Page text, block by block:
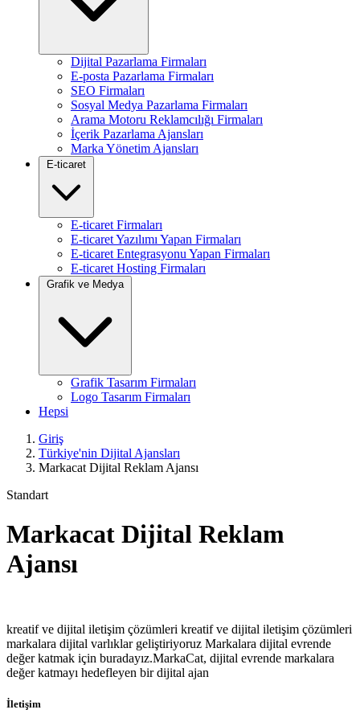
Dijital Pazarlama Firmaları
E-posta Pazarlama Firmaları
SEO Firmaları
Sosyal Medya Pazarlama Firmaları
Arama Motoru Reklamcılığı Firmaları
İçerik Pazarlama Ajansları
Marka Yönetim Ajansları
E-ticaret
E-ticaret Firmaları
E-ticaret Yazılımı Yapan Firmaları
E-ticaret Entegrasyonu Yapan Firmaları
E-ticaret Hosting Firmaları
Grafik ve Medya
Grafik Tasarım Firmaları
Logo Tasarım Firmaları
Hepsi
Giriş
Türkiye'nin Dijital Ajansları
Markacat Dijital Reklam Ajansı
Standart
Markacat Dijital Reklam
Ajansı
kreatif ve dijital iletişim çözümleri kreatif ve dijital iletişim çözümleri
markalara dijital varlıklar geliştiriyoruz Markalara dijital evrende
değer katmak için buradayız.MarkaCat, dijital evrende markalara
değer katmayı hedefleyen bir dijital ajan
İletişim